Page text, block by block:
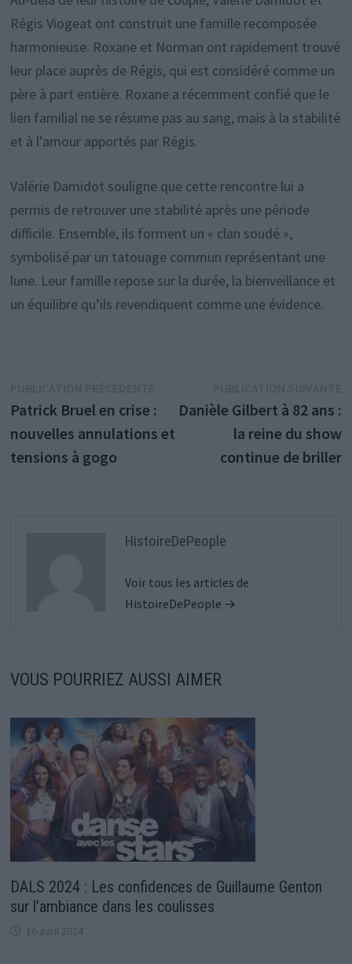
Régis Viogeat ont construit une famille recomposée
harmonieuse. Roxane et Norman ont rapidement trouvé
leur place auprès de Régis, qui est considéré comme un
père à part entière. Roxane a récemment confié que le
lien familial ne se résume pas au sang, mais à la stabilité
et à l’amour apportés par Régis.
Valérie Damidot souligne que cette rencontre lui a
permis de retrouver une stabilité après une période
difficile. Ensemble, ils forment un « clan soudé »,
symbolisé par un tatouage commun représentant une
lune. Leur famille repose sur la durée, la bienveillance et
un équilibre qu’ils revendiquent comme une évidence.
de
l’article
précédente :
Patrick Bruel en crise :
nouvelles annulations et
tensions à gogo
Danièle Gilbert à 82 ans :
la reine du show
continue de briller
HistoireDePeople
Voir tous les articles de
HistoireDePeople →
VOUS POURRIEZ AUSSI AIMER
DALS 2024 : Les confidences de Guillaume Genton
sur l’ambiance dans les coulisses
16 avril 2024